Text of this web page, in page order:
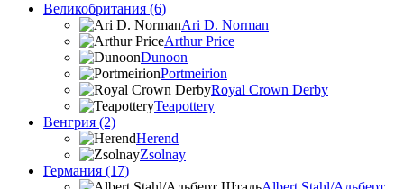
Великобритания (6)
Ari D. Norman
Arthur Price
Dunoon
Portmeirion
Royal Crown Derby
Teapottery
Венгрия (2)
Herend
Zsolnay
Германия (17)